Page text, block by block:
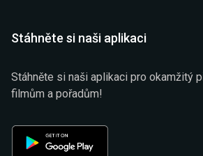
Stáhněte si naši aplikaci
Stáhněte si naši aplikaci pro okamžitý
filmům a pořadům!